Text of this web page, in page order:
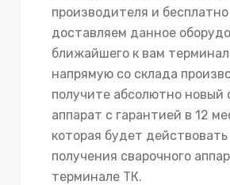
производителя и бесплатно
доставляем данное
ближайшего к вам
напрямую со склада
получите абсолютно новый
аппарат с гарантией в 12
которая будет
получения сварочного
терминале ТК.